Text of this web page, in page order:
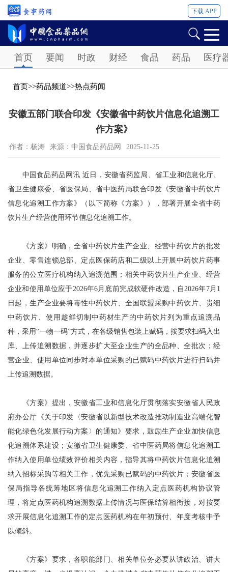
下载 APP
首页 要闻 时政 财经 食品 药品 医疗
首页>>药品频道>>热点药闻
安徽五部门联合印发《安徽省中药饮片信息化追溯工
作方案》
作者：杨涛 来源：中国食品药品网 2025-11-25
中国食品药品网讯 近日，安徽省药监局、省工业和信息化厅、
省卫生健康委、省医保局、省中医药局联合印发《安徽省中药饮片
信息化追溯工作方案》（以下简称《方案》），部署开展全省中药
饮片生产经营使用环节信息化追溯工作。
《方案》明确，全省中药饮片生产企业、经营中药饮片的批发
企业、零售连锁总部、定点医保药店和二级以上开展中药饮片药事
服务的公立医疗机构纳入追溯范围；相关中药饮片生产企业、经营
企业和使用单位应于2026年6月底前完成软硬件改造，自2026年7月1
日起，生产企业要将毒性中药饮片、全国联盟采购中药饮片、贵细
中药饮片、使用趁鲜切制中药材生产的中药饮片列为重点追溯品
种，采用“一物一码”方式，在各级销售包装上赋码，按要求扫码入出
库、上传追溯数据，并逐步扩大至企业生产的全品种、全批次；经
营企业、使用单位同步对本单位采购的已赋码中药饮片进行扫码并
上传追溯数据。
《方案》提出，安徽省工业和信息化厅贯彻落实安徽省人民政
府办公厅《关于印发〈安徽省以新型技术改造推动制造业高端化智
能化绿色化发展行动方案〉的通知》要求，鼓励生产企业加快信息
化追溯体系建设；安徽省卫生健康委、省中医药局将信息化追溯工
作纳入使用单位绩效评价相关内容，指导其将中药饮片信息化追溯
纳入招标采购等相关工作，优先采购已赋码的中药饮片；安徽省医
保局指导各统筹地区将信息化追溯工作纳入定点医药机构协议管
理，将定点医药机构追溯数据上传情况与医保结算相衔接，对按要
求开展信息化追溯工作的定点医药机构在年初预付、年度考核中予
以倾斜。
《方案》要求，各职能部门、相关单位务必要从讲政治、讲大